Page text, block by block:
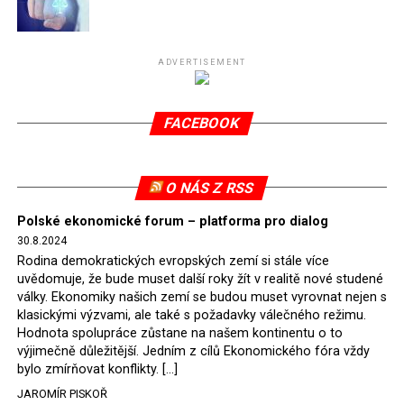
Připomeňme, že ukončení těžby hnědého uhlí pro
(SDEU) v souvislosti se stížnostmi českých samospráv
verdiktem španělské soudkyně Rosario Silva de Lapureta
tomuto rozhodnutí nevyhověla, proto na žádost
2022, než byl tento případ z důvodu uzavření dohody
Polska s Českou republikou o odstranění příčin sporu o
důl Turów vymazán z rejstříku tribunálu. Celkem si
Polsko nechalo z přiznaných evropských fondů odečíst
asi 70 milionů eur na pokutách a 45 milionů eur
zaplatilo jako odškodnění České republice – ale jak důl,
tak elektrárna nadále fungovaly. Už tehdy zástupci
tehdejší opozice a dnes vládnoucí koalice, jako
místopředseda Občanské platformy (PO) Rafał
ADVERTISEMENT
FACEBOOK
O NÁS Z RSS
Polské ekonomické forum – platforma pro dialog
30.8.2024
Rodina demokratických evropských zemí si stále více
uvědomuje, že bude muset další roky žít v realitě nové studené
války. Ekonomiky našich zemí se budou muset vyrovnat nejen s
klasickými výzvami, ale také s požadavky válečného režimu.
Hodnota spolupráce zůstane na našem kontinentu o to
výjimečně důležitější. Jedním z cílů Ekonomického fóra vždy
bylo zmírňovat konflikty. […]
JAROMÍR PISKOŘ